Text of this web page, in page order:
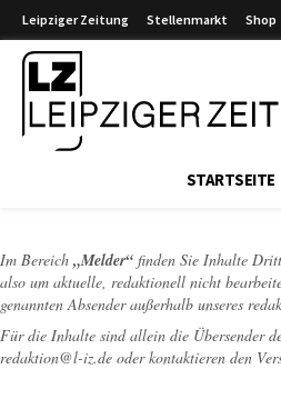
Leipziger Zeitung Stellenmarkt Shop
STARTSEITE
Im Bereich „Melder“ finden Sie Inhalte
also um aktuelle, redaktionell nicht
genannten Absender außerhalb unseres
Für die Inhalte sind allein die Übersender
redaktion@l-iz.de oder kontaktieren den